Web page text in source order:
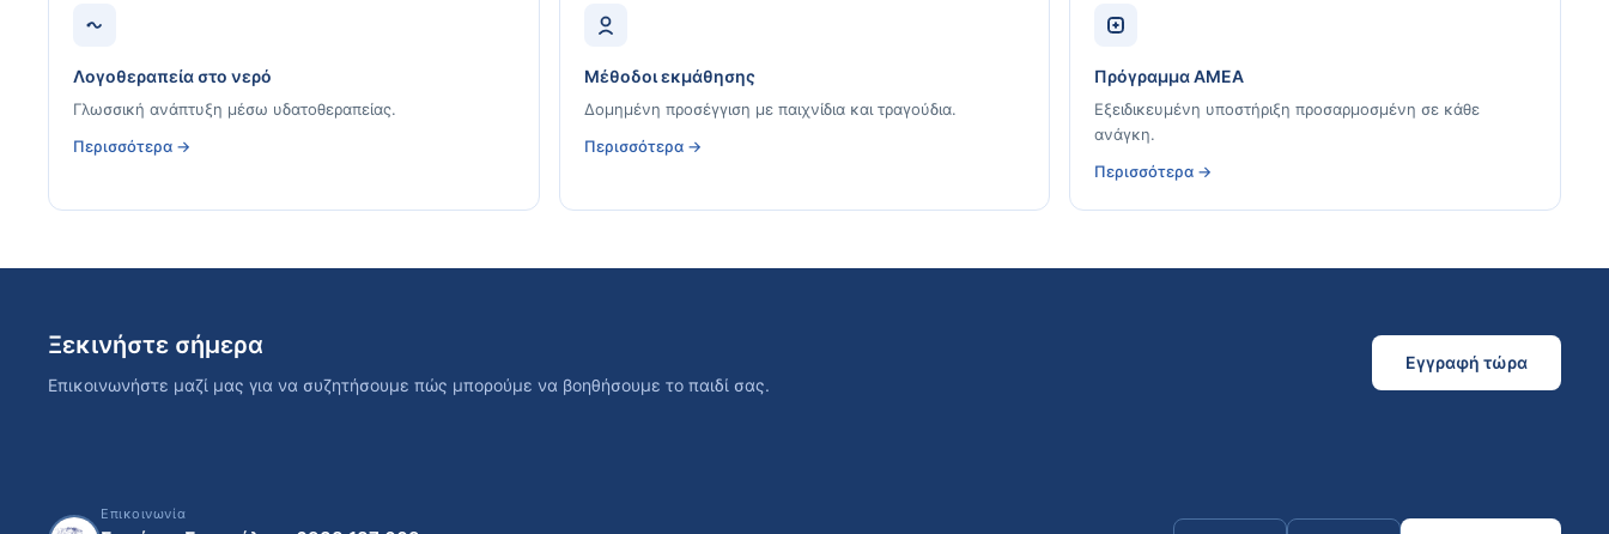
Λογοθεραπεία στο νερό
Γλωσσική ανάπτυξη μέσω υδατοθεραπείας.
Περισσότερα →
Μέθοδοι εκμάθησης
Δομημένη προσέγγιση με παιχνίδια και τραγούδια.
Περισσότερα →
Πρόγραμμα ΑΜΕΑ
Εξειδικευμένη υποστήριξη προσαρμοσμένη σε κάθε
ανάγκη.
Περισσότερα →
Ξεκινήστε σήμερα
Επικοινωνήστε μαζί μας για να συζητήσουμε πώς μπορούμε να βοηθήσουμε το παιδί σας.
Εγγραφή τώρα
Επικοινωνία